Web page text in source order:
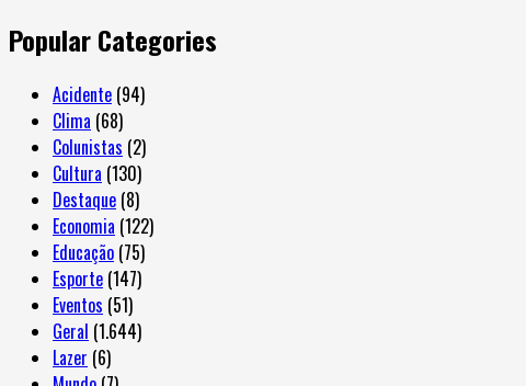
Popular Categories
Acidente (94)
Clima (68)
Colunistas (2)
Cultura (130)
Destaque (8)
Economia (122)
Educação (75)
Esporte (147)
Eventos (51)
Geral (1.644)
Lazer (6)